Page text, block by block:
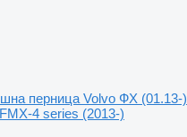
перница Volvo ФХ (01.13-)
4 series (2013-)